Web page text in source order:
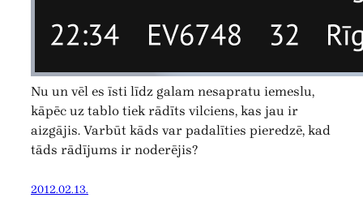
Nu un vēl es īsti līdz galam nesapratu iemeslu,
kāpēc uz tablo tiek rādīts vilciens, kas jau ir
aizgājis. Varbūt kāds var padalīties pieredzē, kad
tāds rādījums ir noderējis?
2012.02.13.